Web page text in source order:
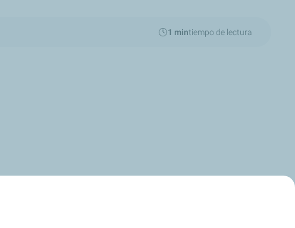
1 mintiempo de lectura